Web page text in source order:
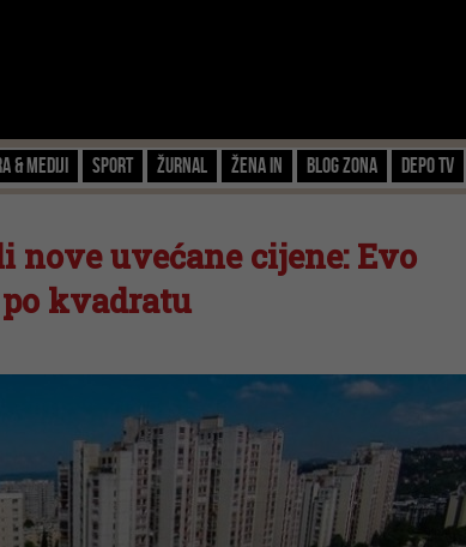
& Mediji Sport Žurnal Žena IN Blog zona Depo TV
nove uvećane cijene: Evo
kvadratu